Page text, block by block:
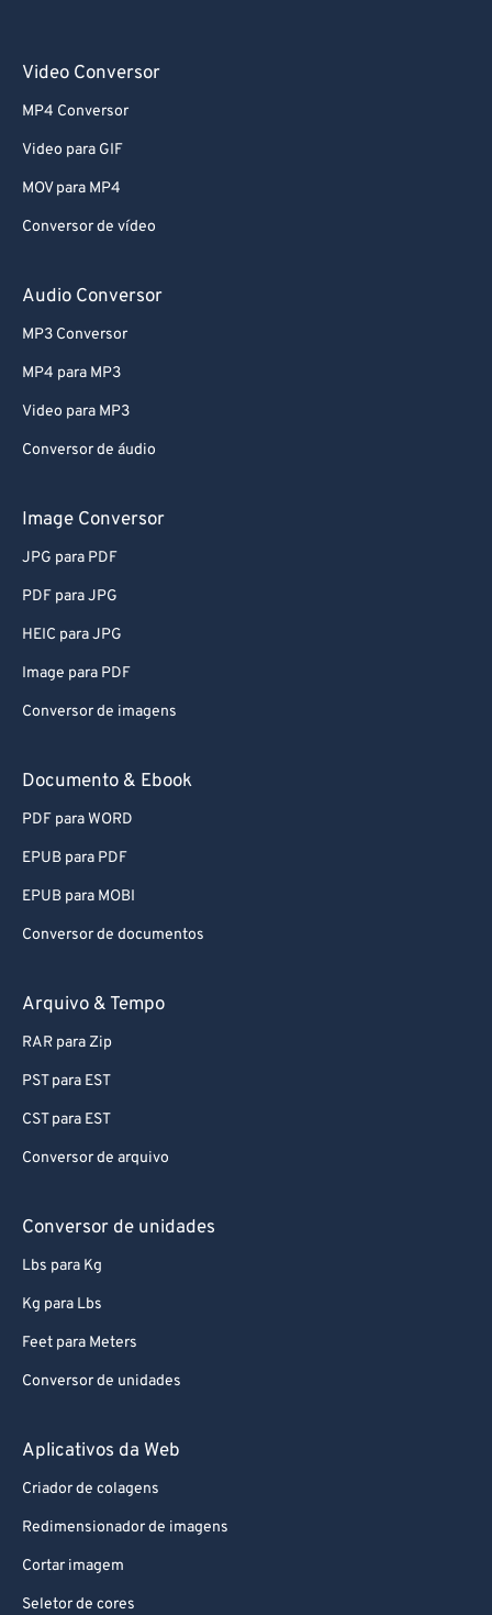
Video Conversor
MP4 Conversor
Video para GIF
MOV para MP4
Conversor de vídeo
Audio Conversor
MP3 Conversor
MP4 para MP3
Video para MP3
Conversor de áudio
Image Conversor
JPG para PDF
PDF para JPG
HEIC para JPG
Image para PDF
Conversor de imagens
Documento & Ebook
PDF para WORD
EPUB para PDF
EPUB para MOBI
Conversor de documentos
Arquivo & Tempo
RAR para Zip
PST para EST
CST para EST
Conversor de arquivo
Conversor de unidades
Lbs para Kg
Kg para Lbs
Feet para Meters
Conversor de unidades
Aplicativos da Web
Criador de colagens
Redimensionador de imagens
Cortar imagem
Seletor de cores